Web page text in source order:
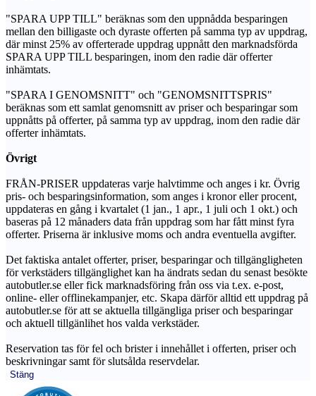
"SPARA UPP TILL" beräknas som den uppnådda besparingen
mellan den billigaste och dyraste offerten på samma typ av uppdrag,
där minst 25% av offerterade uppdrag uppnått den marknadsförda
SPARA UPP TILL besparingen, inom den radie där offerter
inhämtats.
"SPARA I GENOMSNITT" och "GENOMSNITTSPRIS"
beräknas som ett samlat genomsnitt av priser och besparingar som
uppnåtts på offerter, på samma typ av uppdrag, inom den radie där
offerter inhämtats.
Övrigt
FRÅN-PRISER uppdateras varje halvtimme och anges i kr. Övrig
pris- och besparingsinformation, som anges i kronor eller procent,
uppdateras en gång i kvartalet (1 jan., 1 apr., 1 juli och 1 okt.) och
baseras på 12 månaders data från uppdrag som har fått minst fyra
offerter. Priserna är inklusive moms och andra eventuella avgifter.
Det faktiska antalet offerter, priser, besparingar och tillgängligheten
för verkstäders tillgänglighet kan ha ändrats sedan du senast besökte
autobutler.se eller fick marknadsföring från oss via t.ex. e-post,
online- eller offlinekampanjer, etc. Skapa därför alltid ett uppdrag på
autobutler.se för att se aktuella tillgängliga priser och besparingar
och aktuell tillgänlihet hos valda verkstäder.
Reservation tas för fel och brister i innehållet i offerten, priser och
beskrivningar samt för slutsålda reservdelar.
Stäng